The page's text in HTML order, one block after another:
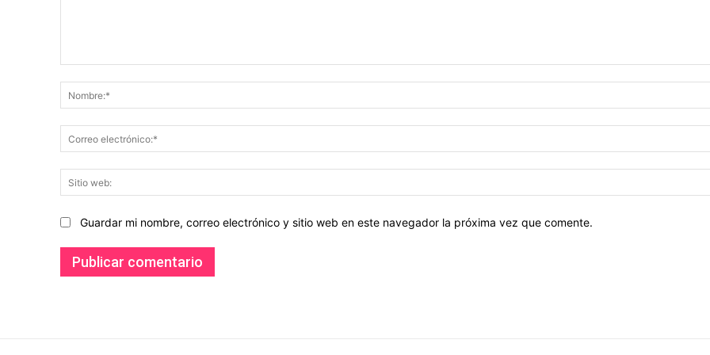
Guardar mi nombre, correo electrónico y sitio web en este navegador la próxima vez que comente.